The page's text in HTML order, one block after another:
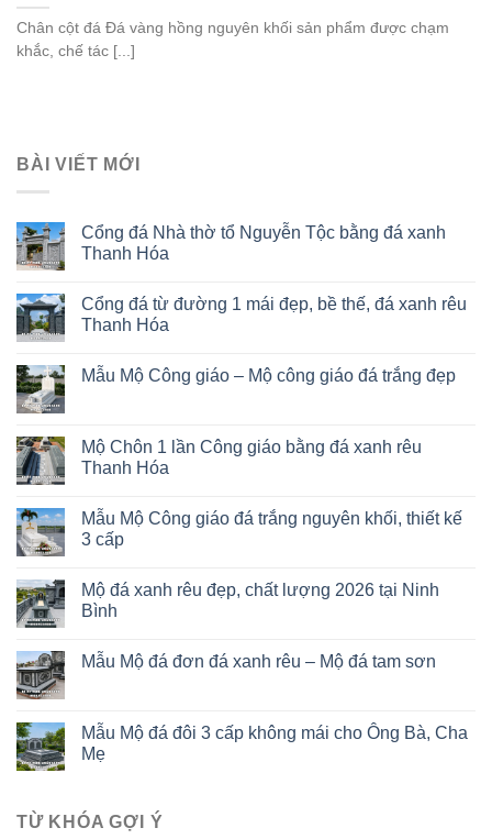
Chân cột đá Đá vàng hồng nguyên khối sản phẩm được chạm
khắc, chế tác [...]
BÀI VIẾT MỚI
Cổng đá Nhà thờ tổ Nguyễn Tộc bằng đá xanh
Thanh Hóa
Cổng đá từ đường 1 mái đẹp, bề thế, đá xanh rêu
Thanh Hóa
Mẫu Mộ Công giáo – Mộ công giáo đá trắng đẹp
Mộ Chôn 1 lần Công giáo bằng đá xanh rêu
Thanh Hóa
Mẫu Mộ Công giáo đá trắng nguyên khối, thiết kế
3 cấp
Mộ đá xanh rêu đẹp, chất lượng 2026 tại Ninh
Bình
Mẫu Mộ đá đơn đá xanh rêu – Mộ đá tam sơn
Mẫu Mộ đá đôi 3 cấp không mái cho Ông Bà, Cha
Mẹ
TỪ KHÓA GỢI Ý